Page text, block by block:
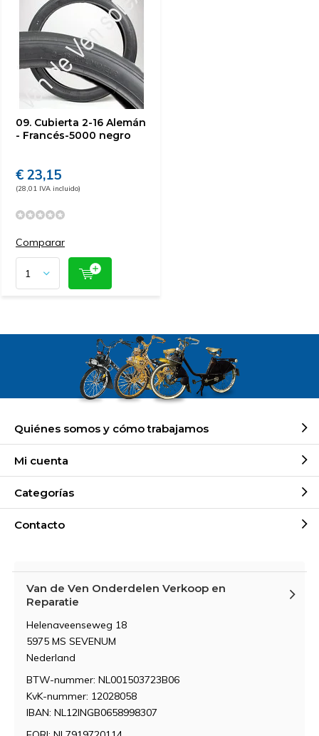
09. Cubierta 2-16 Alemán
- Francés-5000 negro
€ 23,15
(28,01 IVA incluido)
Comparar
Quiénes somos y cómo trabajamos
Mi cuenta
Categorías
Contacto
Van de Ven Onderdelen Verkoop en
Reparatie
Helenaveenseweg 18
5975 MS SEVENUM
Nederland
BTW-nummer: NL001503723B06
KvK-nummer: 12028058
IBAN: NL12INGB0658998307